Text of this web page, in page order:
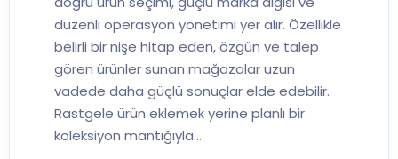
düzenli operasyon yönetimi yer alır. Özellikle
belirli bir nişe hitap eden, özgün ve talep
gören ürünler sunan mağazalar uzun
vadede daha güçlü sonuçlar elde edebilir.
Rastgele ürün eklemek yerine planlı bir
koleksiyon mantığıyla…